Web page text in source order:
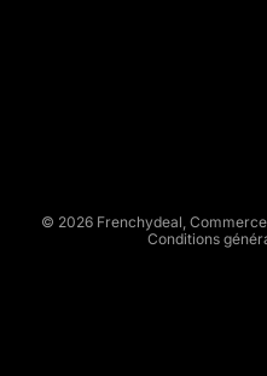
© 2026 Frenchydeal,
Conditions